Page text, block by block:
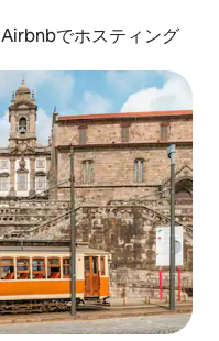
Airbnbでホスティング